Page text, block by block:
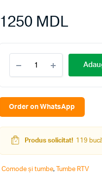
1250 MDL
RTV
BafiMob
K-
(2
Order on WhatsApp
Produs solicitat! 119
Comode și tumbe, Tumbe RTV